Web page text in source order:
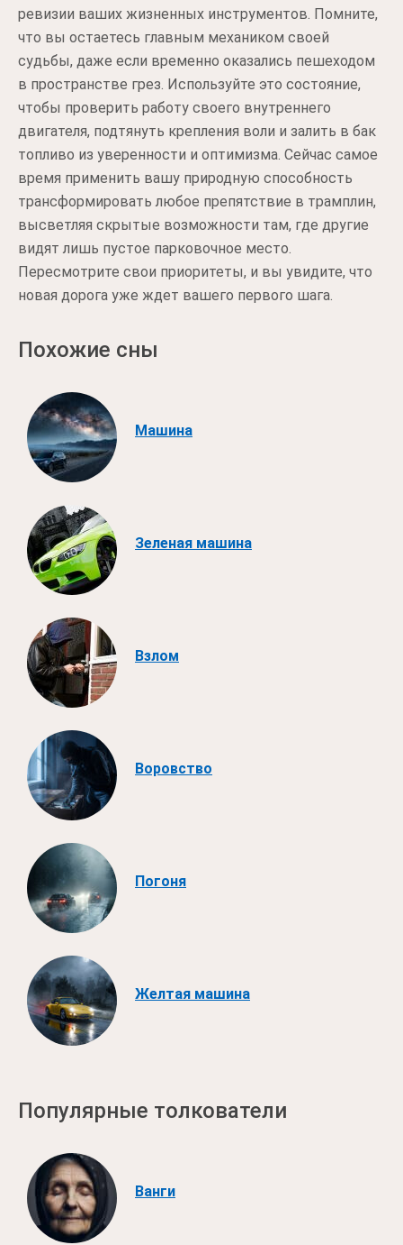
ревизии ваших жизненных инструментов. Помните,
что вы остаетесь главным механиком своей
судьбы, даже если временно оказались пешеходом
в пространстве грез. Используйте это состояние,
чтобы проверить работу своего внутреннего
двигателя, подтянуть крепления воли и залить в бак
топливо из уверенности и оптимизма. Сейчас самое
время применить вашу природную способность
трансформировать любое препятствие в трамплин,
высветляя скрытые возможности там, где другие
видят лишь пустое парковочное место.
Пересмотрите свои приоритеты, и вы увидите, что
новая дорога уже ждет вашего первого шага.
Похожие сны
Машина
Зеленая машина
Взлом
Воровство
Погоня
Желтая машина
Популярные толкователи
Ванги